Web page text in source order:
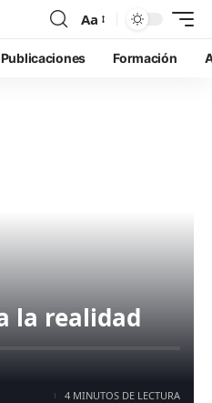
Aa
Publicaciones Formación
la realidad
4 MINUTOS DE LECTURA